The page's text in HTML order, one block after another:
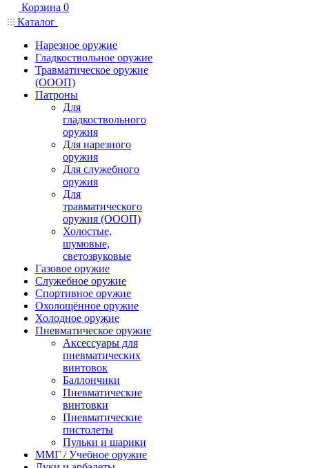
Корзина 0
Каталог
Нарезное оружие
Гладкоствольное оружие
Травматическое оружие
(ОООП)
Патроны
Для
гладкоствольного
оружия
Для нарезного
оружия
Для служебного
оружия
Для
травматического
оружия (ОООП)
Холостые,
шумовые,
светозвуковые
Газовое оружие
Служебное оружие
Спортивное оружие
Охолощённое оружие
Холодное оружие
Пневматическое оружие
Аксессуары для
пневматических
винтовок
Баллончики
Пневматические
винтовки
Пневматические
пистолеты
Пульки и шарики
ММГ / Учебное оружие